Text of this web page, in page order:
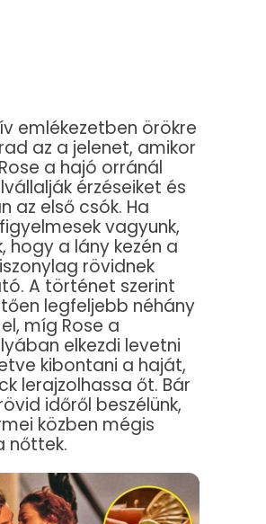
emlékezetben örökre
az a jelenet, amikor
a hajó orránál
érzéseiket és
az első csók. Ha
vagyunk,
hogy a lány kezén a
rövidnek
A történet szerint
legfeljebb néhány
míg Rose a
elkezdi levetni
kibontani a haját,
lerajzolhassa őt. Bár
időről beszélünk,
közben mégis
nőttek.